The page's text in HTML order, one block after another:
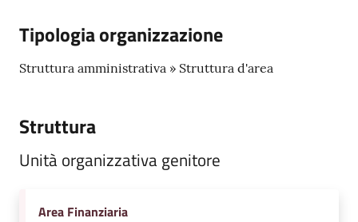
u
s
o
Tipologia organizzazione
Struttura amministrativa » Struttura d'area
Struttura
Unità organizzativa genitore
Area Finanziaria